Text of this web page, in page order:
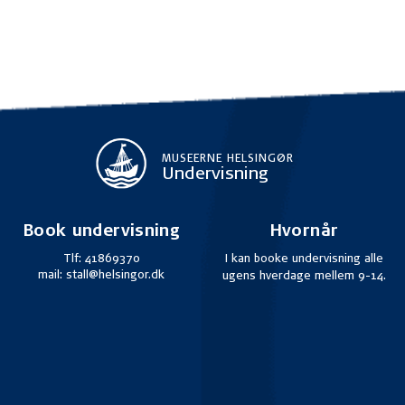
MUSEERNE HELSINGØR
Undervisning
Book undervisning
Tlf: 41869370
mail: stall@helsingor.dk
Hvornår
I kan booke undervisning alle
ugens hverdage mellem 9-14.